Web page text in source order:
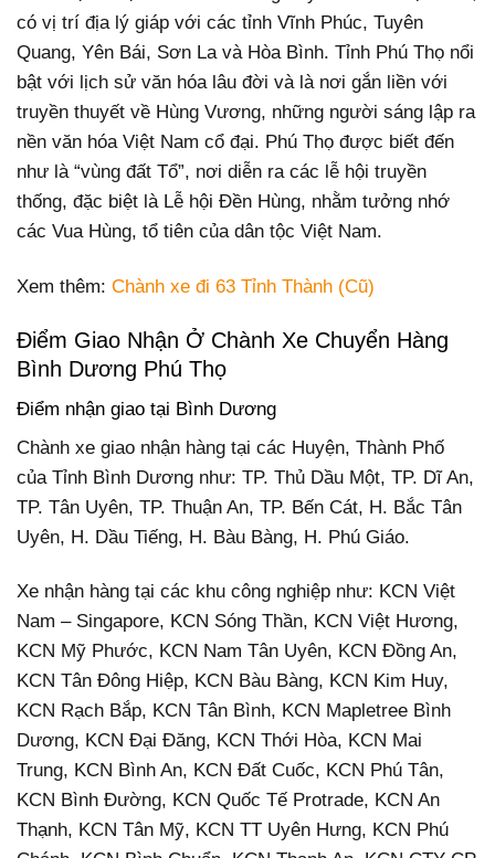
có vị trí địa lý giáp với các tỉnh Vĩnh Phúc, Tuyên
Quang, Yên Bái, Sơn La và Hòa Bình. Tỉnh Phú Thọ nổi
bật với lịch sử văn hóa lâu đời và là nơi gắn liền với
truyền thuyết về Hùng Vương, những người sáng lập ra
nền văn hóa Việt Nam cổ đại. Phú Thọ được biết đến
như là “vùng đất Tổ”, nơi diễn ra các lễ hội truyền
thống, đặc biệt là Lễ hội Đền Hùng, nhằm tưởng nhớ
các Vua Hùng, tổ tiên của dân tộc Việt Nam.
Xem thêm: Chành xe đi 63 Tỉnh Thành (Cũ)
Điểm Giao Nhận Ở Chành Xe Chuyển Hàng
Bình Dương Phú Thọ
Điểm nhận giao tại Bình Dương
Chành xe giao nhận hàng tại các Huyện, Thành Phố
của Tỉnh Bình Dương như: TP. Thủ Dầu Một, TP. Dĩ An,
TP. Tân Uyên, TP. Thuận An, TP. Bến Cát, H. Bắc Tân
Uyên, H. Dầu Tiếng, H. Bàu Bàng, H. Phú Giáo.
Xe nhận hàng tại các khu công nghiệp như: KCN Việt
Nam – Singapore, KCN Sóng Thần, KCN Việt Hương,
KCN Mỹ Phước, KCN Nam Tân Uyên, KCN Đồng An,
KCN Tân Đông Hiệp, KCN Bàu Bàng, KCN Kim Huy,
KCN Rạch Bắp, KCN Tân Bình, KCN Mapletree Bình
Dương, KCN Đại Đăng, KCN Thới Hòa, KCN Mai
Trung, KCN Bình An, KCN Đất Cuốc, KCN Phú Tân,
KCN Bình Đường, KCN Quốc Tế Protrade, KCN An
Thạnh, KCN Tân Mỹ, KCN TT Uyên Hưng, KCN Phú